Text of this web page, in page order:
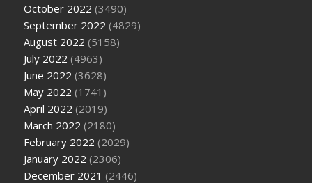
October 2022 (3490)
September 2022 (4829)
August 2022 (5158)
July 2022 (4963)
June 2022 (3628)
May 2022 (1741)
April 2022 (2019)
March 2022 (2180)
February 2022 (2029)
January 2022 (2306)
December 2021 (2446)